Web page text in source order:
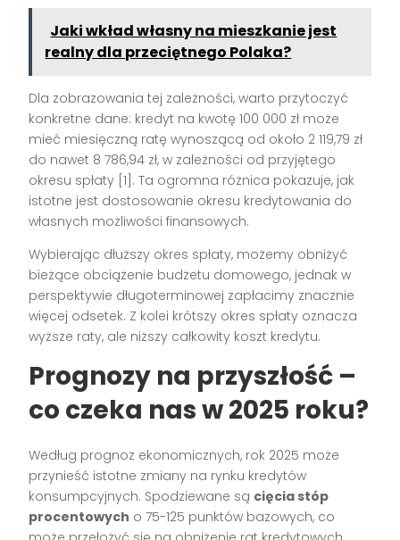
Jaki wkład własny na mieszkanie jest
realny dla przeciętnego Polaka?
Dla zobrazowania tej zależności, warto przytoczyć
konkretne dane: kredyt na kwotę 100 000 zł może
mieć miesięczną ratę wynoszącą od około 2 119,79 zł
do nawet 8 786,94 zł, w zależności od przyjętego
okresu spłaty [1]. Ta ogromna różnica pokazuje, jak
istotne jest dostosowanie okresu kredytowania do
własnych możliwości finansowych.
Wybierając dłuższy okres spłaty, możemy obniżyć
bieżące obciążenie budżetu domowego, jednak w
perspektywie długoterminowej zapłacimy znacznie
więcej odsetek. Z kolei krótszy okres spłaty oznacza
wyższe raty, ale niższy całkowity koszt kredytu.
Prognozy na przyszłość –
co czeka nas w 2025 roku?
Według prognoz ekonomicznych, rok 2025 może
przynieść istotne zmiany na rynku kredytów
konsumpcyjnych. Spodziewane są cięcia stóp
procentowych o 75-125 punktów bazowych, co